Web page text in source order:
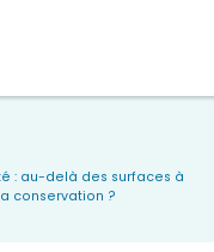
: au-delà des surfaces à
conservation ?